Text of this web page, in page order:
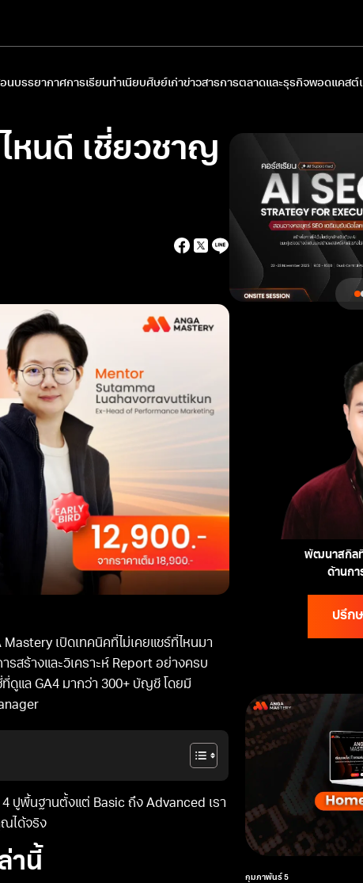
นบรรยากาศการเรียนทำเนียบศิษย์เก่าข่าวสารการตลาดและธุรกิจพอดแคสต์
หนดี เชี่ยวชาญ
เปิดเทคนิคที่ไม่เคยแชร์ที่ไหนมา
สร้างและวิเคราะห์ Report อย่างครบ
ดูแล GA4 มากว่า 300+ บัญชี โดยมี
ปูพื้นฐานตั้งแต่ Basic ถึง Advanced เรา
ณได้จริง
านี้
พัฒนาสกิล
ด้านกา
ปรึก
กุมภาพันธ์ 5